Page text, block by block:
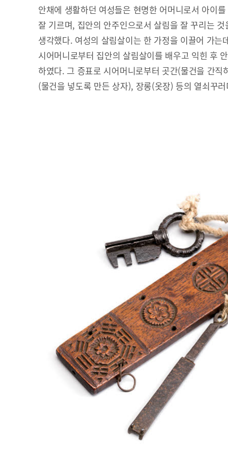
안채에 생활하던 여성들은 현명한 어머니로서 아이
잘 기르며, 집안의 안주인으로서 살림을 잘 꾸리는 것
생각했다. 여성의 살림살이는 한 가정을 이끌어 가는
시어머니로부터 집안의 살림살이를 배우고 익힌 후
하였다. 그 증표로 시어머니로부터 곳간(물건을 간직
(물건을 넣도록 만든 상자), 장롱(옷장) 등의 열쇠꾸